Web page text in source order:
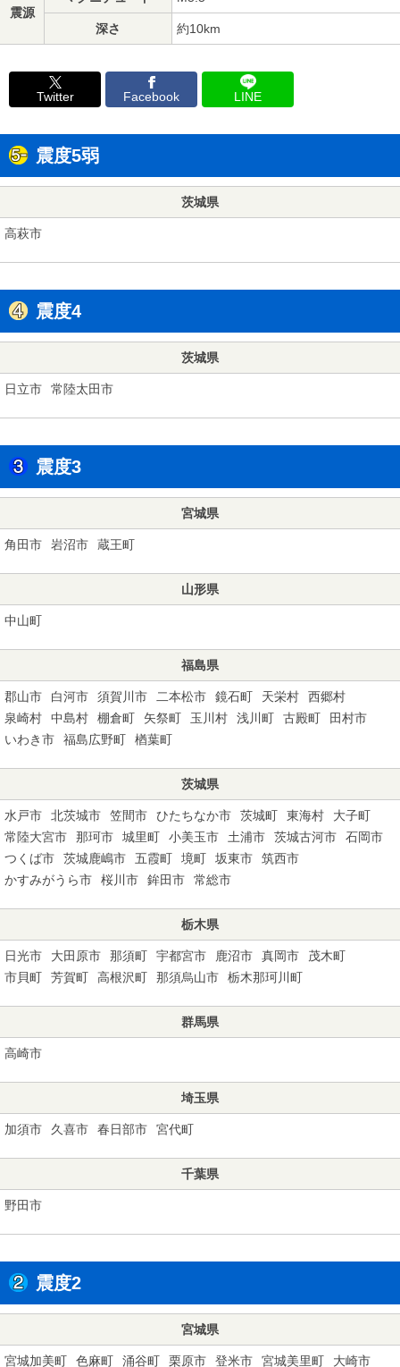
震源
深さ 約10km
Twitter Facebook LINE
震度5弱
茨城県
高萩市
震度4
茨城県
日立市 常陸太田市
震度3
宮城県
角田市 岩沼市 蔵王町
山形県
中山町
福島県
郡山市 白河市 須賀川市 二本松市 鏡石町 天栄村
西郷村
泉崎村
中島村 棚倉町 矢祭町 玉川村 浅川町 古殿町
田村市
いわき市
福島広野町 楢葉町
茨城県
水戸市 北茨城市 笠間市 ひたちなか市 茨城町 東海村
大子町
常陸大宮市
那珂市 城里町 小美玉市 土浦市 茨城古河市
石岡市
つくば市
茨城鹿嶋市 五霞町 境町 坂東市
筑西市
かすみがうら市
桜川市 鉾田市 常総市
栃木県
日光市 大田原市 那須町 宇都宮市 鹿沼市 真岡市
茂木町
市貝町
芳賀町 高根沢町 那須烏山市 栃木那珂川町
群馬県
高崎市
埼玉県
加須市 久喜市 春日部市 宮代町
千葉県
野田市
震度2
宮城県
宮城加美町 色麻町 涌谷町 栗原市 登米市 宮城美里町 大崎市